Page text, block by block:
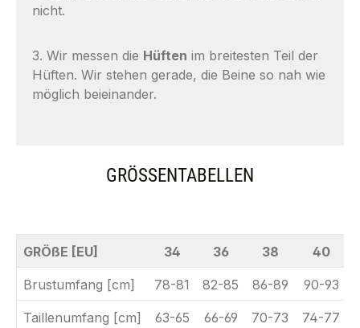
nicht.
3. Wir messen die Hüften im breitesten Teil der
Hüften. Wir stehen gerade, die Beine so nah wie
möglich beieinander.
GRÖSSENTABELLEN
GRÖßE [EU] 34 36 38 40
Brustumfang [cm] 78-81 82-85 86-89 90-93
Taillenumfang [cm] 63-65 66-69 70-73 74-77